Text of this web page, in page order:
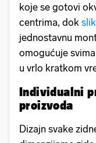
koje se gotovi
centrima, dok
jednostavnu
omogućuje
u vrlo kratkom
Individualni
proizvoda
Dizajn svake